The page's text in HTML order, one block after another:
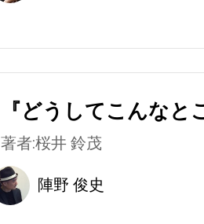
『どうしてこんなと
著者:桜井 鈴茂
陣野 俊史